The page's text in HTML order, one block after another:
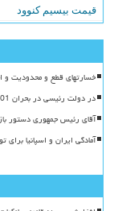
قیمت بیسیم کنوود
خسارتهای قطع و محدودیت و
در دولت رئیسی در بحران 1401 وعده دادند اینترنت به طور موقت قطع می شود اما ماندگار شد
آقای رئیس جمهوری دستور
آمادگی ایران و اسپانیا برای